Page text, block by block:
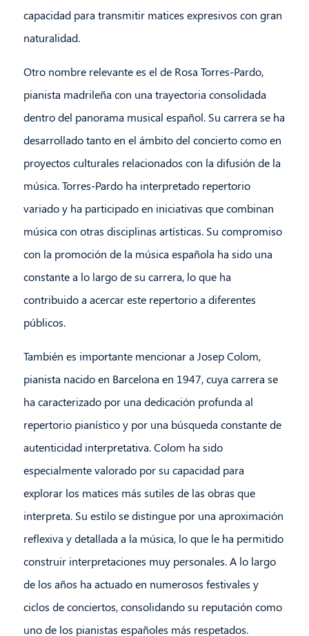
capacidad para transmitir matices expresivos con gran
naturalidad.
Otro nombre relevante es el de Rosa Torres-Pardo,
pianista madrileña con una trayectoria consolidada
dentro del panorama musical español. Su carrera se ha
desarrollado tanto en el ámbito del concierto como en
proyectos culturales relacionados con la difusión de la
música. Torres-Pardo ha interpretado repertorio
variado y ha participado en iniciativas que combinan
música con otras disciplinas artísticas. Su compromiso
con la promoción de la música española ha sido una
constante a lo largo de su carrera, lo que ha
contribuido a acercar este repertorio a diferentes
públicos.
También es importante mencionar a Josep Colom,
pianista nacido en Barcelona en 1947, cuya carrera se
ha caracterizado por una dedicación profunda al
repertorio pianístico y por una búsqueda constante de
autenticidad interpretativa. Colom ha sido
especialmente valorado por su capacidad para
explorar los matices más sutiles de las obras que
interpreta. Su estilo se distingue por una aproximación
reflexiva y detallada a la música, lo que le ha permitido
construir interpretaciones muy personales. A lo largo
de los años ha actuado en numerosos festivales y
ciclos de conciertos, consolidando su reputación como
uno de los pianistas españoles más respetados.